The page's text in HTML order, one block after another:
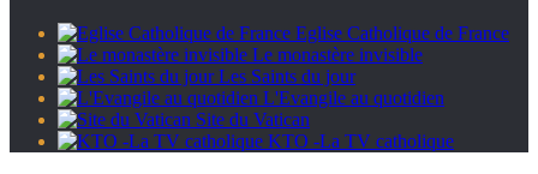
Eglise Catholique de France
Le monastère invisible
Les Saints du jour
L'Evangile au quotidien
Site du Vatican
KTO -La TV catholique